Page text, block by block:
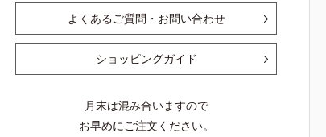
よくあるご質問・お問い合わせ
ショッピングガイド
月末は混み合いますので
お早めにご注文ください。